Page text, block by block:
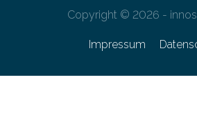
Copyright © 2026 -
Impressum